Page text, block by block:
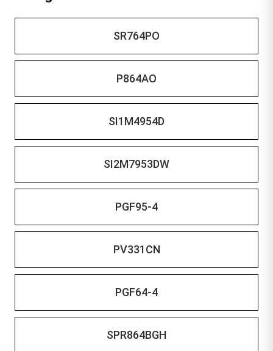
SR764PO
P864AO
SI1M4954D
SI2M7953DW
PGF95-4
PV331CN
PGF64-4
SPR864BGH